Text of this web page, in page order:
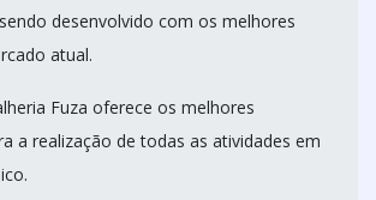
desenvolvido com os melhores
atual.
Fuza oferece os melhores
a realização de todas as atividades em